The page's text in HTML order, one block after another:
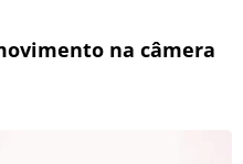
na câmera